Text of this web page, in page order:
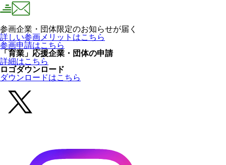
参画企業・団体限定のお知らせが届く
詳しい参画メリットはこちら
参画申請はこちら
「育業」応援企業・団体の申請
詳細はこちら
ロゴダウンロード
ダウンロードはこちら